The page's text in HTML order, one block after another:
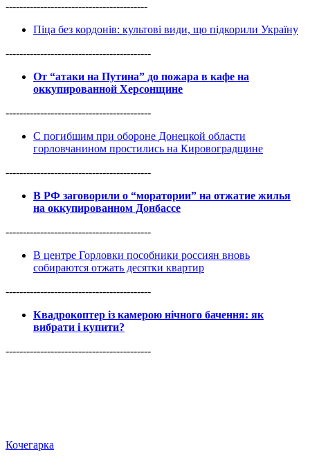
-----------------------------------------
Піца без кордонів: культові види, що підкорили Україну
------------------------------------------
От “атаки на Путина” до пожара в кафе на
оккупированной Херсонщине
------------------------------------------
С погибшим при обороне Донецкой области
горловчанином простились на Кировоградщине
------------------------------------------
В РФ заговорили о “моратории” на отжатие жилья
на оккупированном Донбассе
------------------------------------------
В центре Горловки пособники россиян вновь
собираются отжать десятки квартир
------------------------------------------
Квадрокоптер із камерою нічного бачення: як
вибрати і купити?
------------------------------------------
Кочегарка